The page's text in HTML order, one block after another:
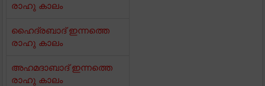
രാഹു കാലം
ഹൈദ്രബാദ് ഇന്നത്തെ
രാഹു കാലം
അഹമദാബാദ് ഇന്നത്തെ
രാഹു കാലം